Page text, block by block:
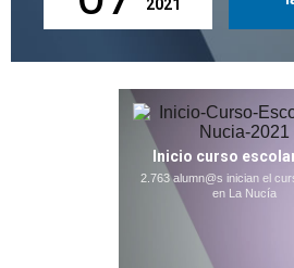
2021
Inicio curso
2.763 alumn@s inician el
en La Nucía